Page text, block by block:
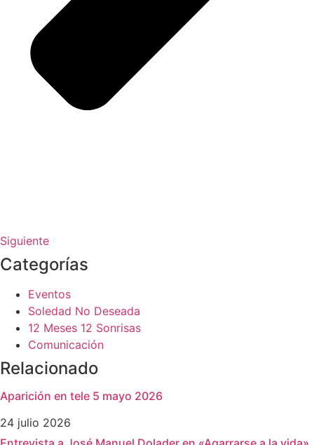
Siguiente
Categorías
Eventos
Soledad No Deseada
12 Meses 12 Sonrisas
Comunicación
Relacionado
Aparición en tele 5 mayo 2026
24 julio 2026